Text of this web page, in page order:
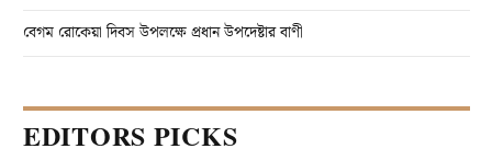
বেগম রোকেয়া দিবস উপলক্ষে প্রধান উপদেষ্টার বাণী
EDITORS PICKS